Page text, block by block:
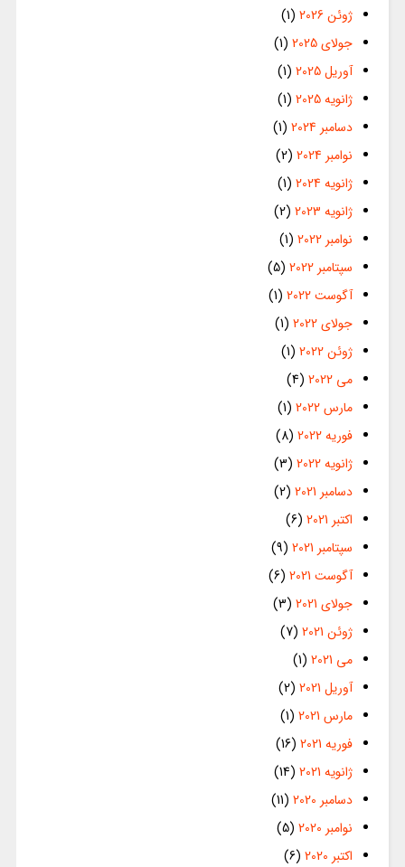
ژوئن 2026
(1)
جولای 2025
(1)
آوریل 2025
(1)
ژانویه 2025
(1)
دسامبر 2024
(1)
نوامبر 2024
(2)
ژانویه 2024
(1)
ژانویه 2023
(2)
نوامبر 2022
(1)
سپتامبر 2022
(5)
آگوست 2022
(1)
جولای 2022
(1)
ژوئن 2022
(1)
می 2022
(4)
مارس 2022
(1)
فوریه 2022
(8)
ژانویه 2022
(3)
دسامبر 2021
(2)
اکتبر 2021
(6)
سپتامبر 2021
(9)
آگوست 2021
(6)
جولای 2021
(3)
ژوئن 2021
(7)
می 2021
(1)
آوریل 2021
(2)
مارس 2021
(1)
فوریه 2021
(16)
ژانویه 2021
(14)
دسامبر 2020
(11)
نوامبر 2020
(5)
اکتبر 2020
(6)